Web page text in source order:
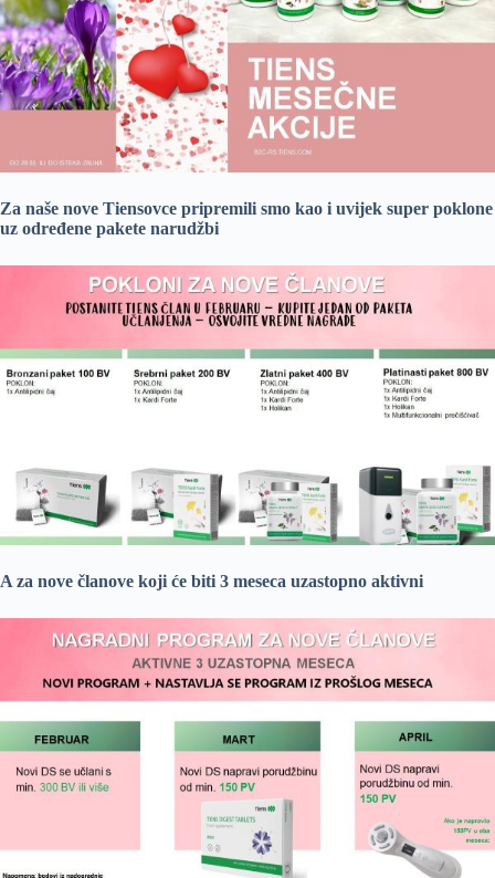
Za naše nove Tiensovce pripremili smo kao i uvijek super poklone
uz određene pakete narudžbi
A za nove članove koji će biti 3 meseca uzastopno aktivni